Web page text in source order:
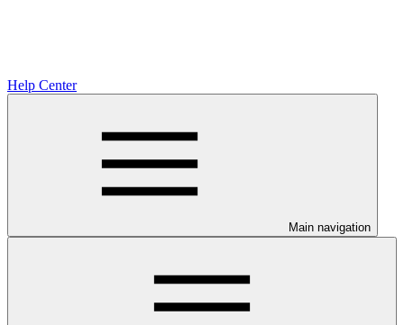
Help Center
Main navigation